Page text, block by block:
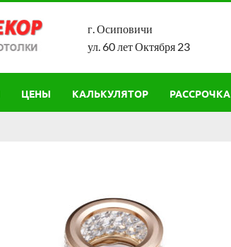
г. Осиповичи
ул. 60 лет Октября 23
ЦЕНЫ КАЛЬКУЛЯТОР РАССРОЧКА